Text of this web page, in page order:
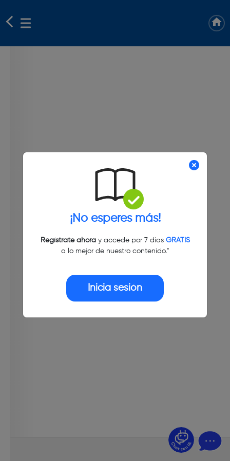
¡No esperes más!
Regístrate ahoray accede por 7 días GRATIS
a lo mejor de nuestro contenido."
Inicia sesión